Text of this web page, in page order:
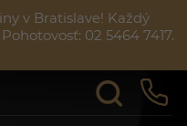
v Bratislave! Každý
02 5464 7417.